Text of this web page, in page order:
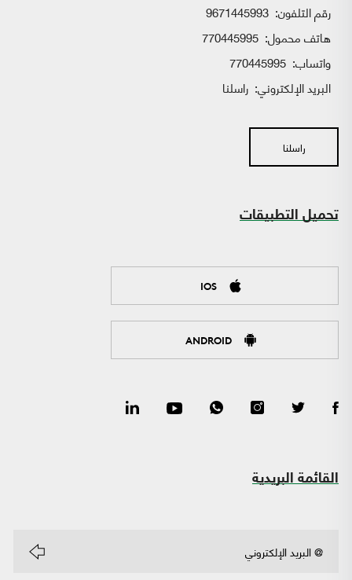
رقم التلفون: 9671445993
هاتف محمول: 770445995
واتساب:
البريد الإلكتروني: راسلنا
راسلنا
تحميل التطبيقات
IOS
ANDROID
القائمة البريدية